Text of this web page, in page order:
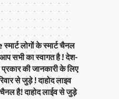
लोगों के स्मार्ट चैनल
आप सभी का स्वागत है ! देश-
प्रकार की जानकारी के लिए
से जुड़े ! दाहोद लाइव
है! दाहोद लाईव से जुड़े